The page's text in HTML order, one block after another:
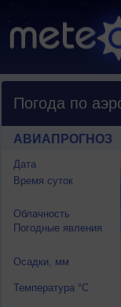
Погода по
АВИАПРОГНОЗ
Дата
Время суток
Облачность
Погодные явления
Осадки, мм
Температура °C